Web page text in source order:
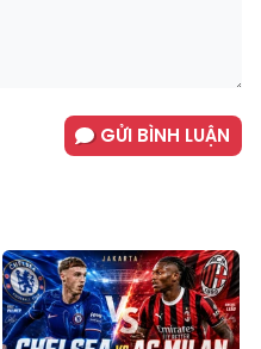
GỬI BÌNH LUẬN